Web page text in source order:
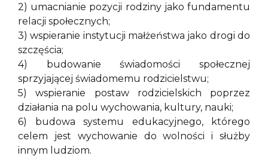
2) umacnianie pozycji rodziny jako fundamentu
relacji społecznych;
3) wspieranie instytucji małżeństwa jako drogi do
szczęścia;
4) budowanie świadomości społecznej
sprzyjającej świadomemu rodzicielstwu;
5) wspieranie postaw rodzicielskich poprzez
działania na polu wychowania, kultury, nauki;
6) budowa systemu edukacyjnego, którego
celem jest wychowanie do wolności i służby
innym ludziom.